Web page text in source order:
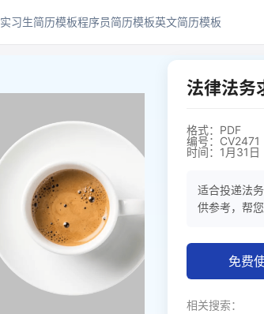
实习生简历模板程序员简历模板英文简历模板
法律法务
格式：PDF
编号：CV2471
时间：1月31日
适合投递法
供参考，帮
免费
相关搜索：